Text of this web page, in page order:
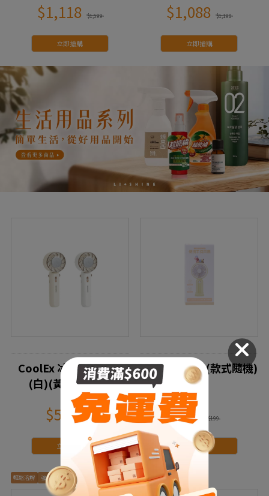
$1,118 $1,599
立即搶購
$1,088 $1,198
立即搶購
CoolEx 冰感手持風扇
(白)(黃)顏色隨機
$590 $690
立即搶購
可愛手持風扇(款式隨機)
$99 $199
立即搶購
輕鬆溶解 強力去汙 無死角清潔 撫平毛躁 呵護秀髮